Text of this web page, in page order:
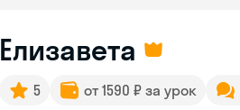
Елизавета
5 от 1590 ₽ за урок